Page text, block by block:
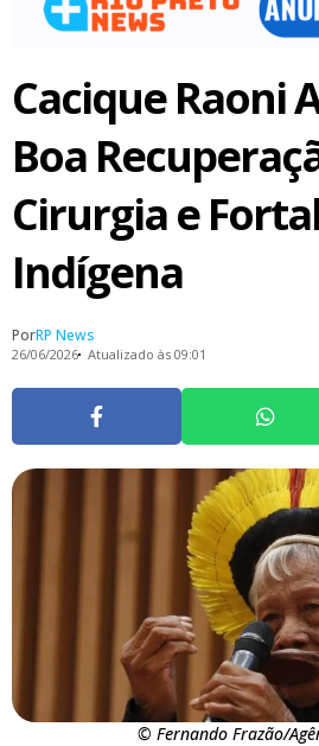
Cacique Raoni
Boa
Cirurgia e
Indígena
PorRP News
26/06/2026 Atualizado às 09:01
© Fernando Frazão/